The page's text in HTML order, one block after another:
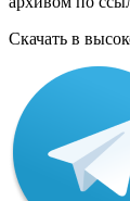
Скачать в